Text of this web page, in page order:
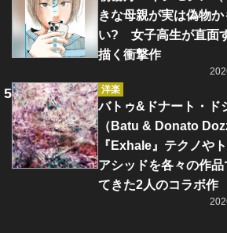
きな母親が実は偽物
い? 女子高生が直面
描く衝撃作
洋楽
バトゥ&ドナート・ド
（Batu & Donato
『Exhale』テクノやト
アシッドを各々の作品
てきた2人のコラボ作